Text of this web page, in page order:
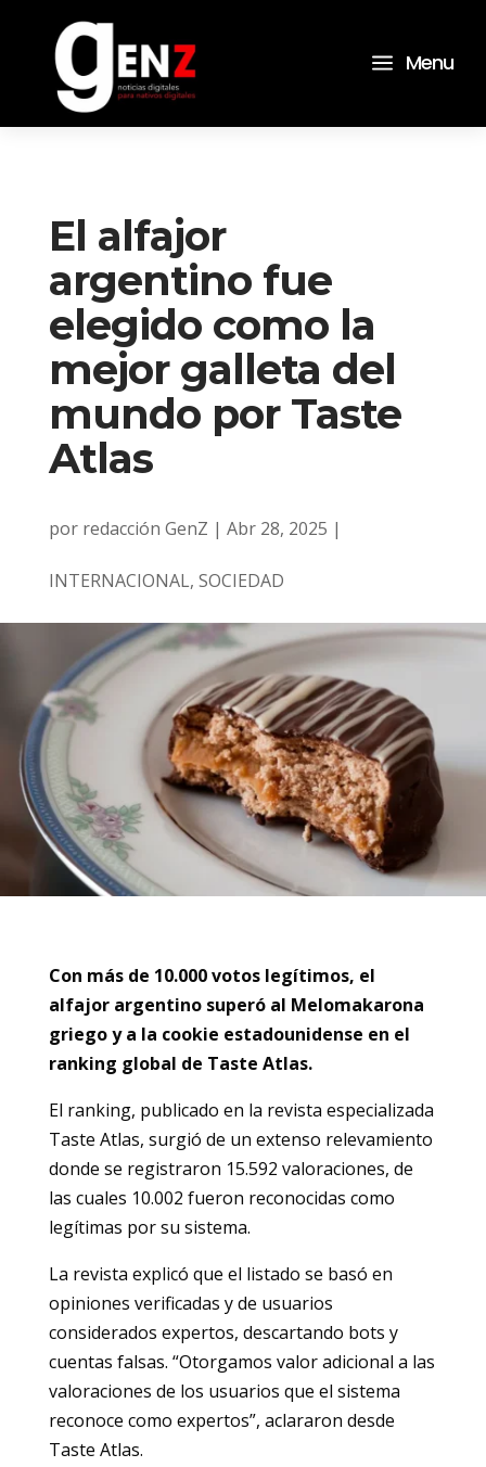
a Menu
El alfajor
argentino fue
elegido como la
mejor galleta del
mundo por Taste
Atlas
por redacción GenZ | Abr 28, 2025 |
INTERNACIONAL, SOCIEDAD
Con más de 10.000 votos legítimos, el
alfajor argentino superó al Melomakarona
griego y a la cookie estadounidense en el
ranking global de Taste Atlas.
El ranking, publicado en la revista especializada
Taste Atlas, surgió de un extenso relevamiento
donde se registraron 15.592 valoraciones, de
las cuales 10.002 fueron reconocidas como
legítimas por su sistema.
La revista explicó que el listado se basó en
opiniones verificadas y de usuarios
considerados expertos, descartando bots y
cuentas falsas. “Otorgamos valor adicional a las
valoraciones de los usuarios que el sistema
reconoce como expertos”, aclararon desde
Taste Atlas.